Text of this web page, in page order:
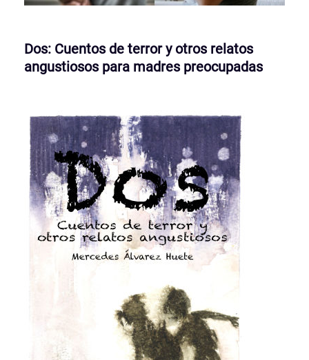
Dos: Cuentos de terror y otros relatos
angustiosos para madres preocupadas